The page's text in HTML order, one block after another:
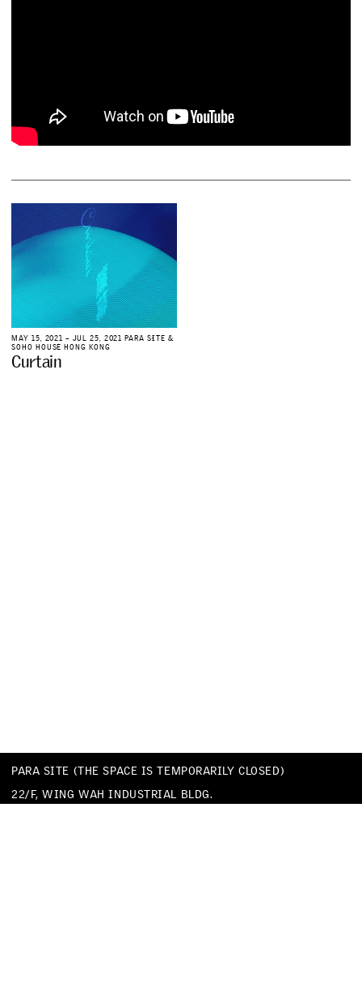
MAY 15, 2021 – JU L 25, 2021 PARA SITE &
SOHO HOUSE HONG KONG
Curtain
PARA SITE (THE SPACE IS TEMPORARILY CLOSED)
22/F, WING WAH INDUSTRIAL BLDG.
677 KING’S ROAD